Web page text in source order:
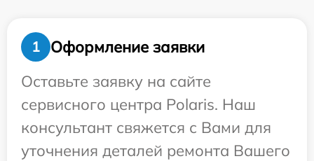
1
Оформление заявки
Оставьте заявку на сайте
сервисного центра Polaris. Наш
консультант свяжется с Вами для
уточнения деталей ремонта Вашего